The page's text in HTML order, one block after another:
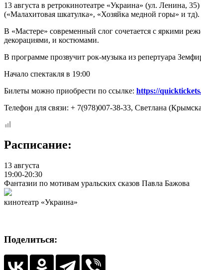
13 августа в ретрокинотеатре «Украина» (ул. Ленина,
(«Малахитовая шкатулка», «Хозяйка медной горы» и тд).
В «Мастере» современный слог сочетается с яркими
декорациями, и костюмами.
В программе прозвучит рок-музыка из репертуара
Начало спектакля в 19:00
Билеты можно приобрести по ссылке: https://
Телефон для связи: + 7(978)007-38-33, Светлана
Расписание:
13 августа
19:00-20:30
Фантазии по мотивам уральских сказов Павла Бажова
кинотеатр «Украина»
Поделиться: